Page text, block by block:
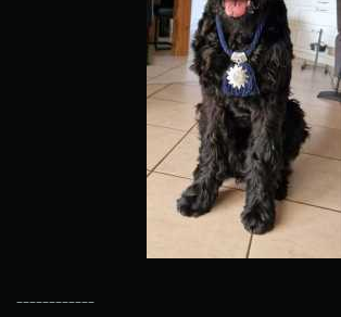
------------